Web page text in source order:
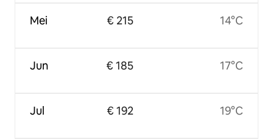
Mei
Jun
Jul
€ 215
€ 185
€ 192
14°C
17°C
19°C